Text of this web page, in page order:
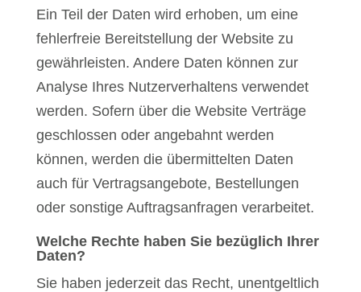
Ein Teil der Daten wird erhoben, um eine
fehlerfreie Bereitstellung der Website zu
gewährleisten. Andere Daten können zur
Analyse Ihres Nutzerverhaltens verwendet
werden. Sofern über die Website Verträge
geschlossen oder angebahnt werden
können, werden die übermittelten Daten
auch für Vertragsangebote, Bestellungen
oder sonstige Auftragsanfragen verarbeitet.
Welche Rechte haben Sie bezüglich Ihrer
Daten?
Sie haben jederzeit das Recht, unentgeltlich